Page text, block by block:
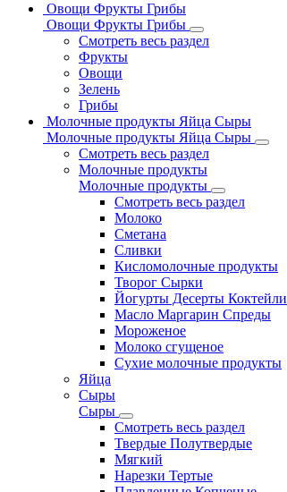
Овощи Фрукты Грибы
Овощи Фрукты Грибы
Смотреть весь раздел
Фрукты
Овощи
Зелень
Грибы
Молочные продукты Яйца Сыры
Молочные продукты Яйца Сыры
Смотреть весь раздел
Молочные продукты
Молочные продукты
Смотреть весь раздел
Молоко
Сметана
Сливки
Кисломолочные продукты
Творог Сырки
Йогурты Десерты Коктейли
Масло Маргарин Спреды
Мороженое
Молоко сгущеное
Сухие молочные продукты
Яйца
Сыры
Сыры
Смотреть весь раздел
Твердые Полутвердые
Мягкий
Нарезки Тертые